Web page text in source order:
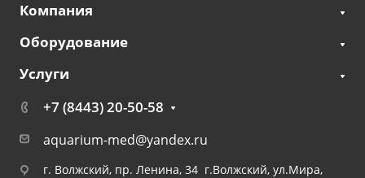
Компания
Оборудование
Услуги
+7 (8443) 20-50-58
aquarium-med@yandex.ru
г. Волжский, пр. Ленина, 34 г.Волжский, ул.Мира,